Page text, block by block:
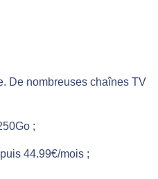
De nombreuses chaînes TV
;
44.99€/mois ;